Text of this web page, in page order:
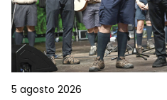
5 agosto 2026